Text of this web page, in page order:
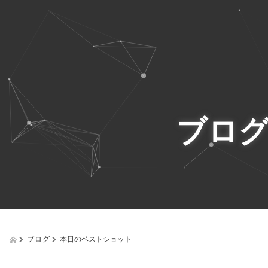
ブロ
ブログ 本日のベストショット